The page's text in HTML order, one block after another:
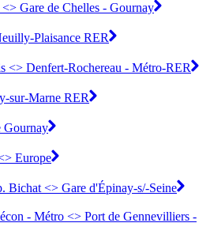
Gare de Chelles - Gournay
Plaisance RER
<> Denfert-Rochereau - Métro-RER
sur-Marne RER
Gournay
Europe
Bichat <> Gare d'Épinay-s/-Seine
- Métro <> Port de Gennevilliers -